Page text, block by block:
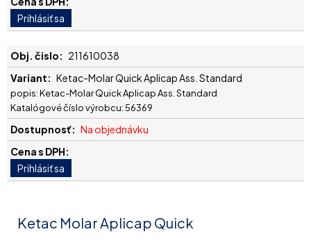
211610038
Ketac-Molar Quick Aplicap Ass. Standard
popis: Ketac-Molar Quick Aplicap Ass. Standard
Katalógové číslo výrobcu: 56369
Na objednávku
Ketac Molar Aplicap Quick